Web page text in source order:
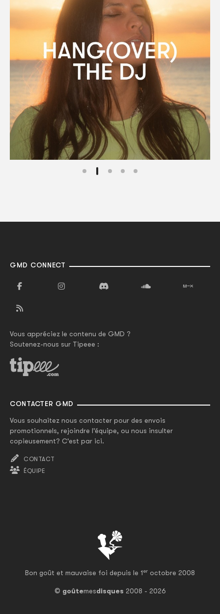
Bon goût et mauvaise foi depuis le 1er octobre 2008
© goûtemesdisques 2008 - 2026
GMD CONNECT
Vous appréciez le contenu de GMD ?
Soutenez-nous sur Tipeee :
CONTACTER GMD
Vous souhaitez nous contacter pour des envois
promotionnels, rejoindre l'équipe, ou nous insulter
copieusement? C'est par ici.
CONTACT
ÉQUIPE